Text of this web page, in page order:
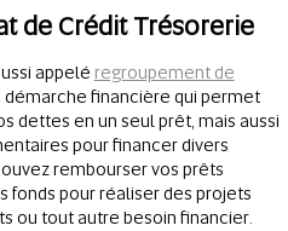
de Crédit Trésorerie
appelé regroupement de
financière qui permet
dettes en un seul prêt, mais aussi
pour financer divers
rembourser vos prêts
fonds pour réaliser des projets
ou tout autre besoin financier.